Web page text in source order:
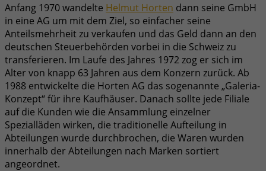
Anfang 1970 wandelte Helmut Horten dann seine GmbH
in eine AG um mit dem Ziel, so einfacher seine
Anteilsmehrheit zu verkaufen und das Geld dann an den
deutschen Steuerbehörden vorbei in die Schweiz zu
transferieren. Im Laufe des Jahres 1972 zog er sich im
Alter von knapp 63 Jahren aus dem Konzern zurück. Ab
1988 entwickelte die Horten AG das sogenannte „Galeria-
Konzept“ für ihre Kaufhäuser. Danach sollte jede Filiale
auf die Kunden wie die Ansammlung einzelner
Spezialläden wirken, die traditionelle Aufteilung in
Abteilungen wurde durchbrochen, die Waren wurden
innerhalb der Abteilungen nach Marken sortiert
angeordnet.